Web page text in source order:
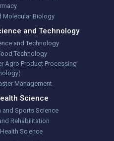
Molecular Biology
and Technology
and Technology
Technology
Agro Product Processing
Management
Science
and Sports Science
Rehabilitation
Science